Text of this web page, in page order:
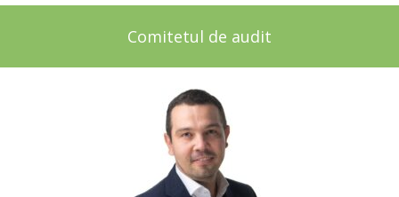
Comitetul de audit